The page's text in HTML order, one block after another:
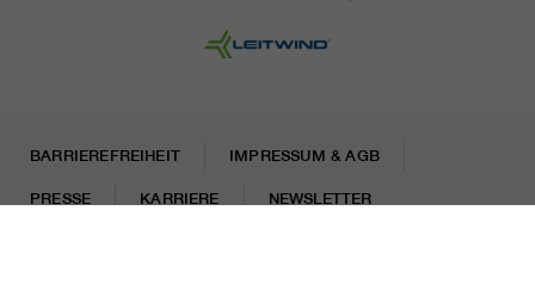
BARRIEREFREIHEIT IMPRESSUM & AGB
PRESSE KARRIERE NEWSLETTER